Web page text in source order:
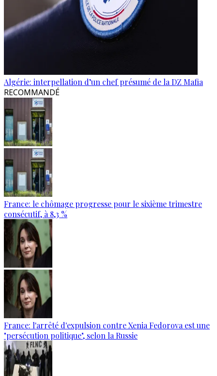
Algérie: interpellation d’un chef présumé de la DZ Mafia
RECOMMANDÉ
France: le chômage progresse pour le sixième trimestre
consécutif, à 8,3 %
France: l'arrêté d'expulsion contre Xenia Fedorova est une
"persécution politique", selon la Russie